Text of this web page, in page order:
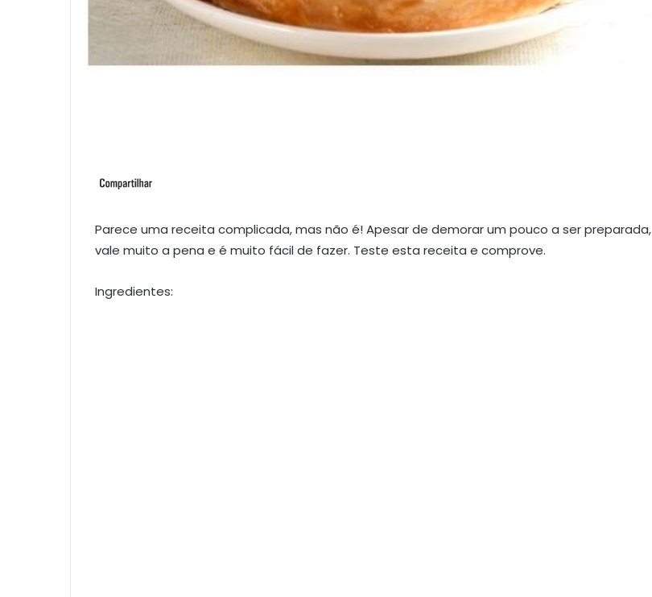
Parece uma receita complicada, mas não é! Apesar de demorar um pouco a ser preparada,
vale muito a pena e é muito fácil de fazer. Teste esta receita e comprove.
Ingredientes: